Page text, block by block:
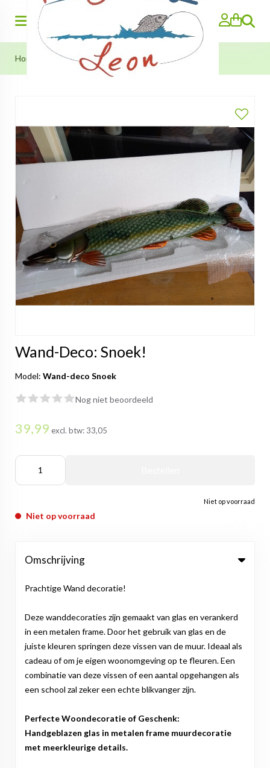
Zoeken
Home Wand-Deco: Snoek!
Wand-Deco: Snoek!
Model: Wand-deco Snoek
Nog niet beoordeeld
39,99 excl. btw: 33,05
Niet op voorraad
Niet op voorraad
Omschrijving
Prachtige Wand decoratie!
Deze wanddecoraties zijn gemaakt van glas en verankerd
in een metalen frame. Door het gebruik van glas en de
juiste kleuren springen deze vissen van de muur. Ideaal als
cadeau of om je eigen woonomgeving op te fleuren. Een
combinatie van deze vissen of een aantal opgehangen als
een school zal zeker een echte blikvanger zijn.
Perfecte Woondecoratie of Geschenk:
Handgeblazen glas in metalen frame muurdecoratie
met meerkleurige details.